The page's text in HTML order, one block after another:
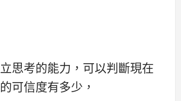
思考的能力，可以判斷現在
可信度有多少，